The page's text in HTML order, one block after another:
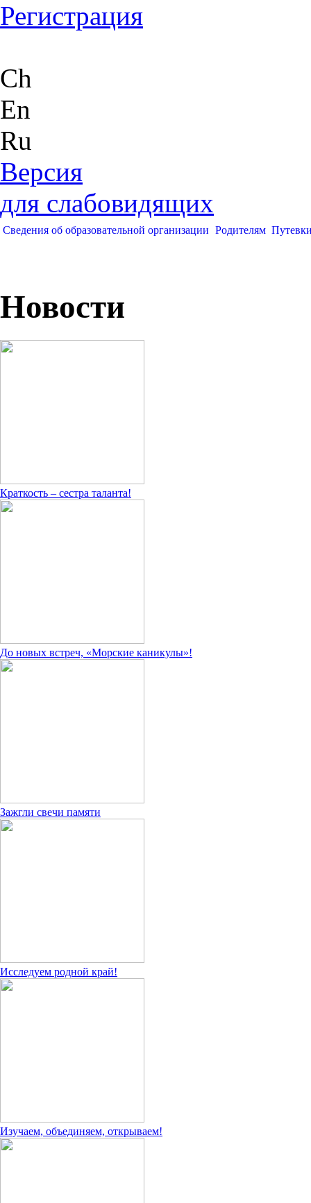
Регистрация
Ch
En
Ru
Версия
для слабовидящих
Сведения об образовательной организации Родителям
Новости
Краткость – сестра таланта!
До новых встреч, «Морские каникулы»!
Зажгли свечи памяти
Исследуем родной край!
Изучаем, объединяем, открываем!